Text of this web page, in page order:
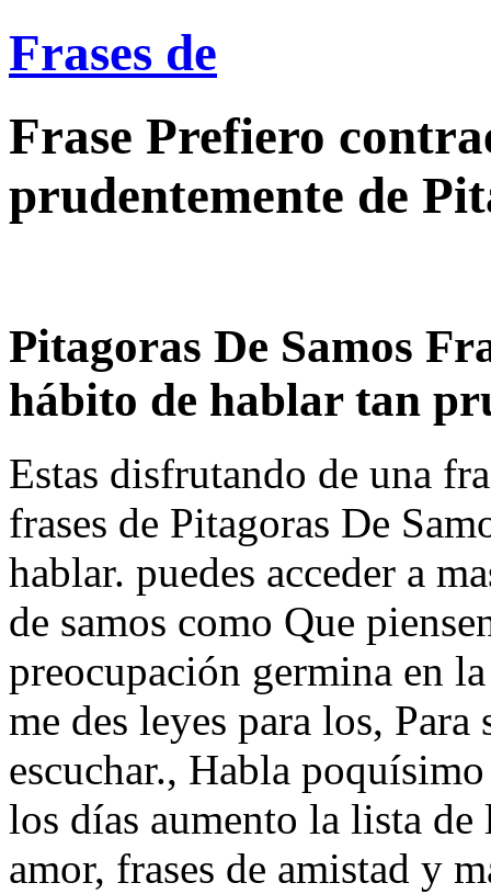
Frases de
Frase Prefiero
prudentemente de
Pitagoras De Samos
hábito de hablar tan
Estas disfrutando de una
frases de Pitagoras De
hablar. puedes acceder a
de samos como Que
preocupación germina en
me des leyes para los, Para
escuchar., Habla
los días aumento la lista
amor, frases de amistad y